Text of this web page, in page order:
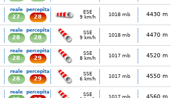
reale
27
percepita
28
ESE
9 km/h
1018 mb 4430 m
reale
28
percepita
28
SSE
9 km/h
1018 mb 4470 m
reale
28
percepita
29
SSE
8 km/h
1017 mb 4520 m
reale
28
percepita
29
SSE
6 km/h
1017 mb 4550 m
reale percepita
SSE
1017 mb